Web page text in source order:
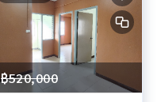
฿520,000